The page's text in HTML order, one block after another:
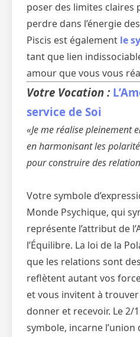
poser des limites claires
perdre dans l’énergie
Piscis est également le
tant que lien
amour que vous vous
Votre Vocation :
service de Soi
«Je me réalise pleinement
en harmonisant les
pour construire des
Votre symbole
Monde Psychique, qui
représente l’attribut de
l’Équilibre. La loi de la
que les relations sont
reflètent autant vos
et vous invitent à
donner et recevoir. Le 2/
symbole, incarne l’union